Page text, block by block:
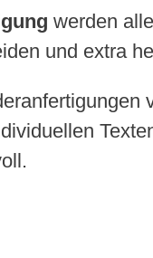
werden
und extra